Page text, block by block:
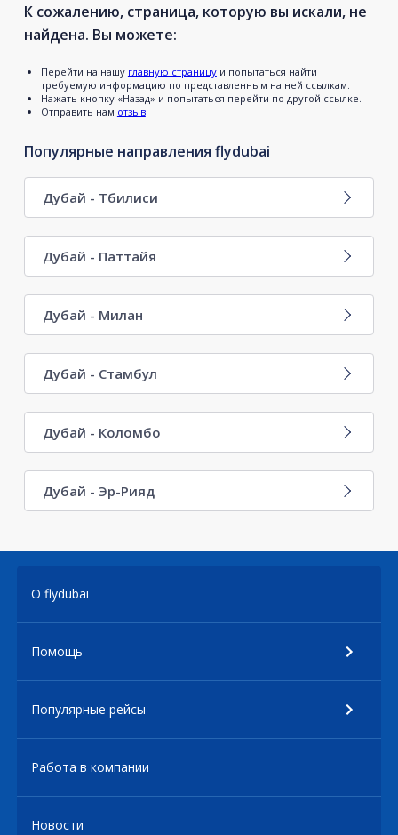
К сожалению, страница, которую вы искали, не
найдена. Вы можете:
Перейти на нашу главную страницуи попытаться найти
требуемую информацию по представленным на ней ссылкам.
Нажать кнопку «Назад» и попытаться перейти по другой ссылке.
Отправить нам отзыв.
Популярные направления flydubai
Дубай - Тбилиси
Дубай - Паттайя
Дубай - Милан
Дубай - Стамбул
Дубай - Коломбо
Дубай - Эр-Рияд
О flydubai
Помощь
Популярные рейсы
Работа в компании
Новости